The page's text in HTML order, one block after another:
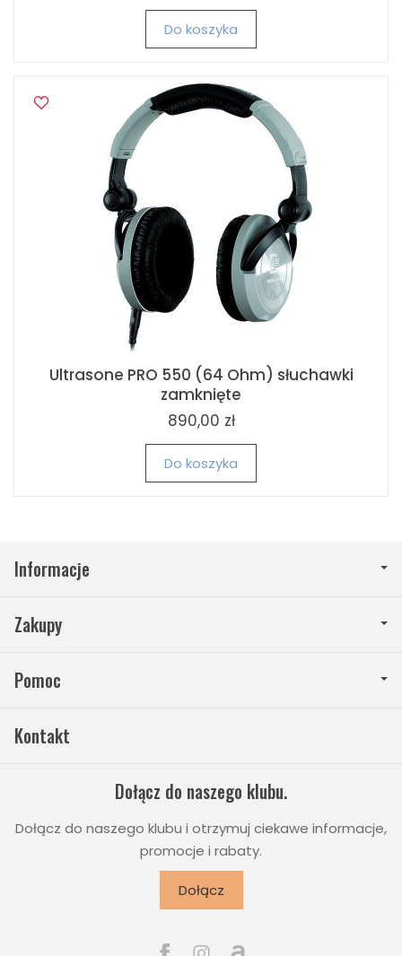
Do koszyka
Ultrasone PRO 550 (64 Ohm) słuchawki
zamknięte
890,00 zł
Do koszyka
Informacje
Zakupy
Pomoc
Kontakt
Dołącz do naszego klubu.
Dołącz do naszego klubu i otrzymuj ciekawe informacje,
promocje i rabaty.
Dołącz